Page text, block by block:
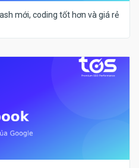
mới, coding tốt hơn và giá rẻ